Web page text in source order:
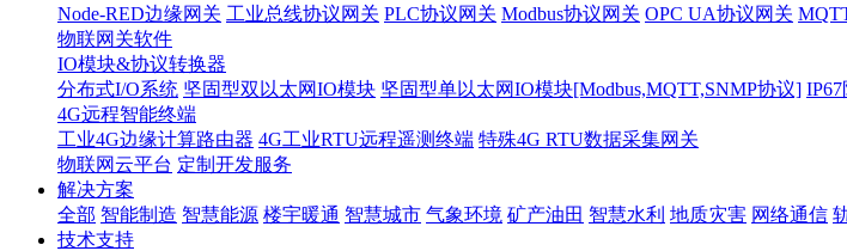
Node-RED边缘网关 工业总线协议网关 PLC协议网关 Modbus协议网关 OPC UA协议网关
物联网关软件
IO模块&协议转换器
分布式I/O系统 坚固型双以太网IO模块 坚固型单以太网IO模块[Modbus,MQTT,SNMP协议]
4G远程智能终端
工业4G边缘计算路由器 4G工业RTU远程遥测终端 特殊4G RTU数据采集网关
物联网云平台 定制开发服务
解决方案
全部 智能制造 智慧能源 楼宇暖通 智慧城市 气象环境 矿产油田 智慧水利 地质灾害 网络通信
技术支持